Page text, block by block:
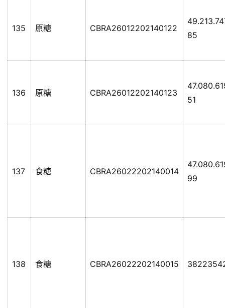
135 原糖 CBRA26012202140122
85
136 原糖 CBRA26012202140123
51
137 食糖 CBRA26022202140014
99
138 食糖 CBRA26022202140015